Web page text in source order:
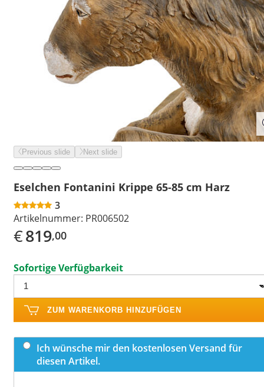
Previous slide Next slide
Eselchen Fontanini Krippe 65-85 cm Harz
3
Artikelnummer: PR006502
€819,00
Sofortige Verfügbarkeit
ZUM WARENKORB HINZUFÜGEN
Ich wünsche mir den kostenlosen Versand für
diesen Artikel.